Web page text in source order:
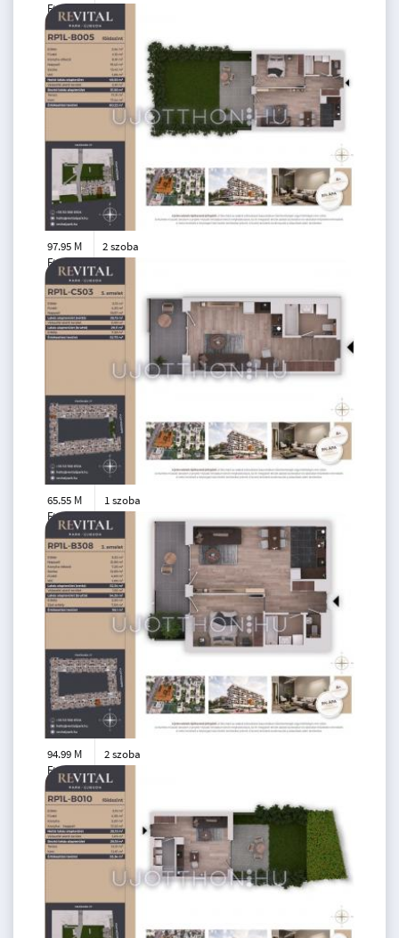
Ft
28 m2
1. emelet
97.95 M
Ft
50 m2
2 szoba
földszint
65.55 M
Ft
28 m2
1 szoba
5. emelet
94.99 M
Ft
52 m2
2 szoba
3. emelet